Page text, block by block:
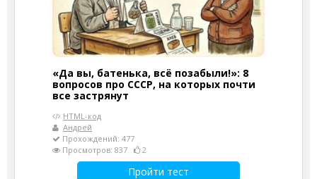
«Да вы, батенька, всё позабыли!»: 8
вопросов про СССР, на которых почти
все застрянут
HTML-код
Андрей
Прохождений: 477
Просмотров: 837
2
Пройти тест